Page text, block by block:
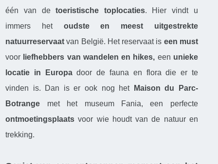
één van detoeristische toplocaties. Hier vindt u
immers het oudste en meest uitgestrekte
natuurreservaat van België. Het reservaat is een must
voor liefhebbers van wandelen en hikes, een unieke
locatie in Europadoor de fauna en flora die er te
vinden is. Dan is er ook nog het
Maison du Parc-
Botrange met het museum Fania, een perfecte
ontmoetingsplaats voor wie houdt van de natuur en
trekking.